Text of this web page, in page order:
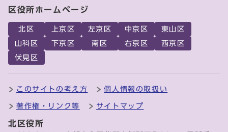
区役所ホームページ
北区 上京区 左京区 中京区
東山区
山科区
下京区 南区 右京区
西京区
伏見区
このサイトの考え方 個人情報の取扱い
著作権・リンク等 サイトマップ
北区役所